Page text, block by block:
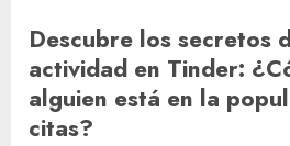
Descubre los secretos
actividad en Tinder:
alguien está en la
citas?